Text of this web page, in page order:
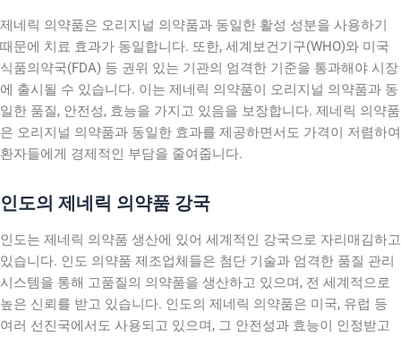
제네릭 의약품은 오리지널 의약품과 동일한 활성 성분을 사용하기
때문에 치료 효과가 동일합니다. 또한, 세계보건기구(WHO)와 미국
식품의약국(FDA) 등 권위 있는 기관의 엄격한 기준을 통과해야 시장
에 출시될 수 있습니다. 이는 제네릭 의약품이 오리지널 의약품과 동
일한 품질, 안전성, 효능을 가지고 있음을 보장합니다. 제네릭 의약품
은 오리지널 의약품과 동일한 효과를 제공하면서도 가격이 저렴하여
환자들에게 경제적인 부담을 줄여줍니다.
인도의 제네릭 의약품 강국
인도는 제네릭 의약품 생산에 있어 세계적인 강국으로 자리매김하고
있습니다. 인도 의약품 제조업체들은 첨단 기술과 엄격한 품질 관리
시스템을 통해 고품질의 의약품을 생산하고 있으며, 전 세계적으로
높은 신뢰를 받고 있습니다. 인도의 제네릭 의약품은 미국, 유럽 등
여러 선진국에서도 사용되고 있으며, 그 안전성과 효능이 인정받고